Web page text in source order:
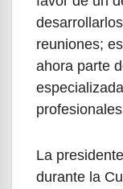
reuniones;
ahora parte
La
durante la